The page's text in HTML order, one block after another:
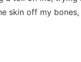
skin off my